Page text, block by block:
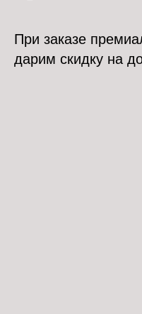
При заказе
дарим скидку на